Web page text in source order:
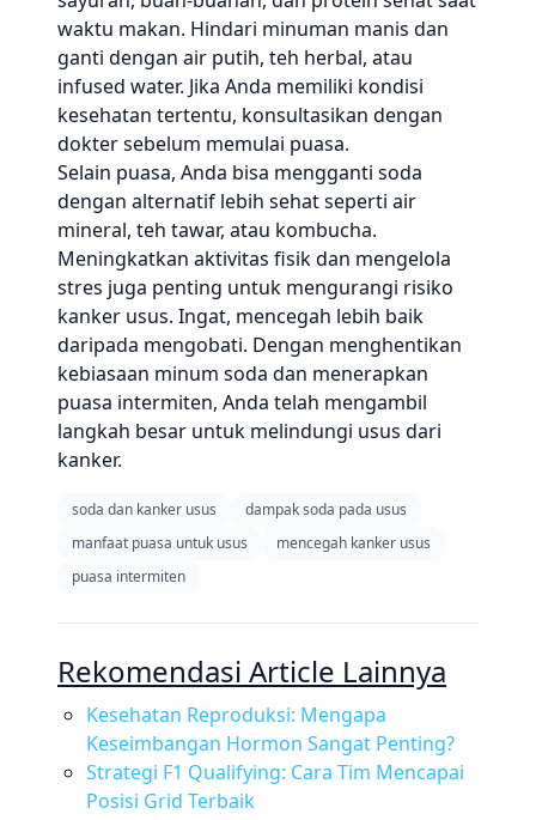
waktu makan. Hindari minuman manis dan
ganti dengan air putih, teh herbal, atau
infused water. Jika Anda memiliki kondisi
kesehatan tertentu, konsultasikan dengan
dokter sebelum memulai puasa.
Selain puasa, Anda bisa mengganti soda
dengan alternatif lebih sehat seperti air
mineral, teh tawar, atau kombucha.
Meningkatkan aktivitas fisik dan mengelola
stres juga penting untuk mengurangi risiko
kanker usus. Ingat, mencegah lebih baik
daripada mengobati. Dengan menghentikan
kebiasaan minum soda dan menerapkan
puasa intermiten, Anda telah mengambil
langkah besar untuk melindungi usus dari
kanker.
soda dan kanker usus
dampak soda pada usus
manfaat puasa untuk usus
mencegah kanker usus
puasa intermiten
Rekomendasi Article Lainnya
Kesehatan Reproduksi: Mengapa
Keseimbangan Hormon Sangat Penting?
Strategi F1 Qualifying: Cara Tim Mencapai
Posisi Grid Terbaik